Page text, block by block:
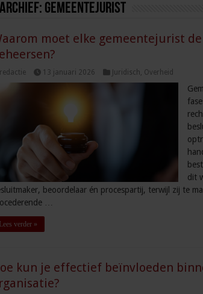
gemeentejurist
moet elke gemeentejurist
redactie 13 januari 2026 Juridisch, Overheid
dit
beoordelaar én procespartij, terwijl zij te
…
Lees verder »
kun je effectief beïnvloeden